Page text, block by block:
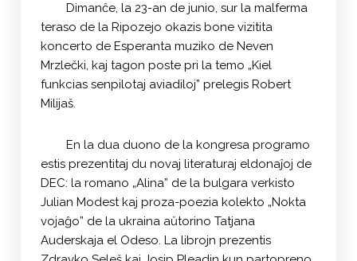
Dimanĉe, la 23-an de junio, sur la malferma
teraso de la Ripozejo okazis bone vizitita
koncerto de Esperanta muziko de Neven
Mrzlečki, kaj tagon poste pri la temo „Kiel
funkcias senpilotaj aviadiloj” prelegis Robert
Milijaš.
En la dua duono de la kongresa programo
estis prezentitaj du novaj literaturaj eldonaĵoj de
DEC: la romano „Alina” de la bulgara verkisto
Julian Modest kaj proza-poezia kolekto „Nokta
vojaĝo” de la ukraina aŭtorino Tatjana
Auderskaja el Odeso. La librojn prezentis